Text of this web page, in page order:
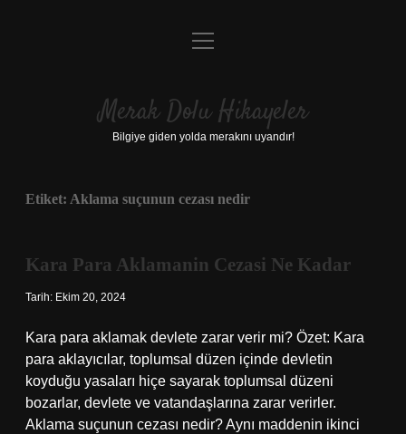
Anasayfa
Yasal Uyarı
menüyü
Merak Dolu Hikayeler
Bilgiye giden yolda merakını uyandır!
Etiket: Aklama suçunun cezası nedir
Kara Para Aklamanin Cezasi Ne Kadar
Tarih: Ekim 20, 2024
Kara para aklamak devlete zarar verir mi? Özet: Kara
para aklayıcılar, toplumsal düzen içinde devletin
koyduğu yasaları hiçe sayarak toplumsal düzeni
bozarlar, devlete ve vatandaşlarına zarar verirler.
Aklama suçunun cezası nedir? Aynı maddenin ikinci